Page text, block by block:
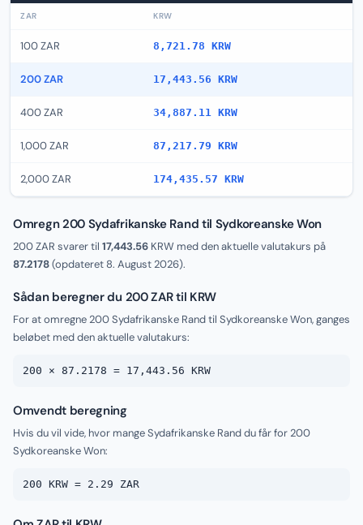
ZAR KRW
100 ZAR 8,721.78 KRW
200 ZAR 17,443.56 KRW
400 ZAR 34,887.11 KRW
1,000 ZAR 87,217.79 KRW
2,000 ZAR 174,435.57 KRW
Omregn 200 Sydafrikanske Rand til Sydkoreanske Won
200 ZAR svarer til 17,443.56 KRW med den aktuelle valutakurs på
87.2178(opdateret 8. August 2026).
Sådan beregner du 200 ZAR til KRW
For at omregne 200 Sydafrikanske Rand til Sydkoreanske Won, ganges
beløbet med den aktuelle valutakurs:
200 × 87.2178 = 17,443.56 KRW
Omvendt beregning
Hvis du vil vide, hvor mange Sydafrikanske Rand du får for 200
Sydkoreanske Won:
200 KRW = 2.29 ZAR